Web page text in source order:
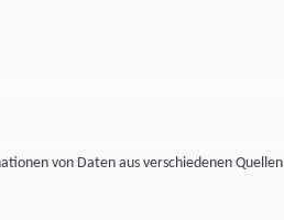
von Daten aus verschiedenen Quellen